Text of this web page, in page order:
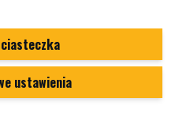
ustawienia